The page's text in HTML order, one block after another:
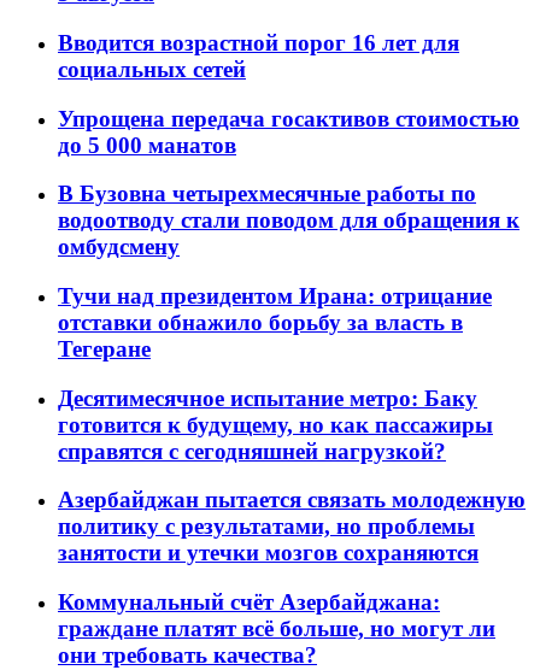
Вводится возрастной порог 16 лет для
социальных сетей
Упрощена передача госактивов стоимостью
до 5 000 манатов
В Бузовна четырехмесячные работы по
водоотводу стали поводом для обращения к
омбудсмену
Тучи над президентом Ирана: отрицание
отставки обнажило борьбу за власть в
Тегеране
Десятимесячное испытание метро: Баку
готовится к будущему, но как пассажиры
справятся с сегодняшней нагрузкой?
Азербайджан пытается связать молодежную
политику с результатами, но проблемы
занятости и утечки мозгов сохраняются
Коммунальный счёт Азербайджана:
граждане платят всё больше, но могут ли
они требовать качества?